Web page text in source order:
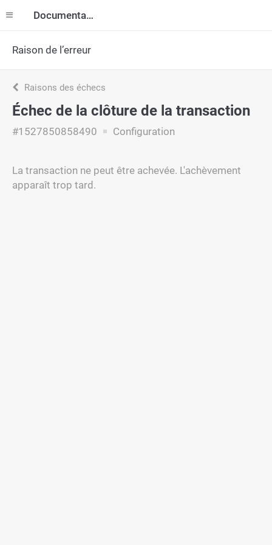
Documentation
Raison de l’erreur
Raisons des échecs
Échec de la clôture de la transaction
#1527850858490 Configuration
La transaction ne peut être achevée. L'achèvement
apparaît trop tard.